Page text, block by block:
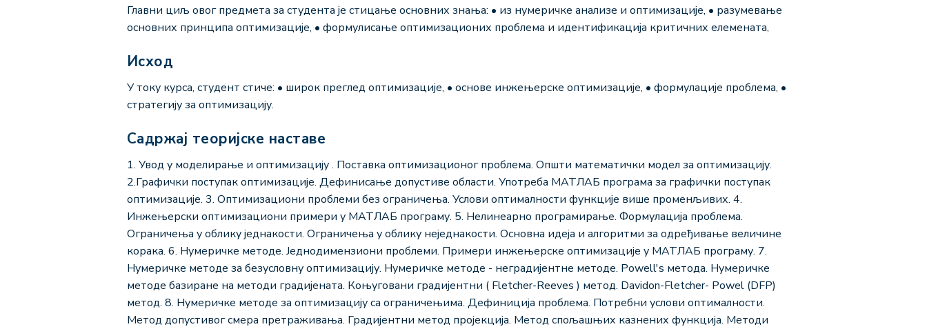
Главни циљ овог предмета за студента је стицање основних знања: • из нумеричке анализе и оптимизације, • разумевање
основних принципа оптимизације, • формулисање оптимизационих проблема и идентификација критичних елемената,
Исход
У току курса, студент стиче: • широк преглед оптимизације, • основе инжењерске оптимизације, • формулације проблема, •
стратегију за оптимизацију.
Садржај теоријске наставе
1. Увод у моделирање и оптимизацију . Поставка оптимизационoг проблема. Општи математички модел за оптимизацију.
2.Графички поступак оптимизације. Дефинисање допустиве области. Употреба МАТЛАБ програма за графички поступак
оптимизације. 3. Оптимизациони проблеми без ограничења. Услови оптималности функције више променљивих. 4.
Инжењерски оптимизациони примери у МАТЛАБ програму. 5. Нелинеарно програмирање. Формулација проблема.
Ограничења у облику једнакости. Ограничења у облику неједнакости. Основна идеја и алгоритми за одређивање величине
корака. 6. Нумеричке методе. Једнодимензиони проблеми. Примери инжењерске оптимизације у МАТЛАБ програму. 7.
Нумеричке методе за безусловну оптимизацију. Нумеричке методе - неградијентне методе. Powell's метода. Нумеричке
методе базиране на методи градијената. Коњуговани градијентни ( Fletcher-Reeves ) метод. Davidon-Fletcher- Powel (DFP)
метод. 8. Нумеричке методе за оптимизацију са ограничењима. Дефиниција проблема. Потребни услови оптималности.
Метод допустивог смера претраживања. Градијентни метод пројекција. Метод спољашњих казнених функција. Методи